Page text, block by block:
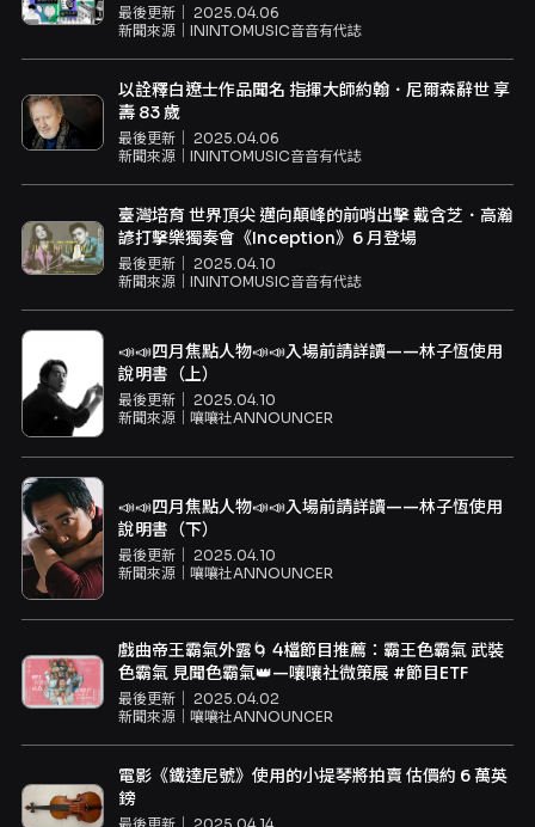
最後更新｜ 2025.04.06
新聞來源｜ ININTOMUSIC音音有代誌
以詮釋白遼士作品聞名 指揮大師約翰．尼爾森辭世 享
壽 83 歲
最後更新｜ 2025.04.06
新聞來源｜ ININTOMUSIC音音有代誌
臺灣培育 世界頂尖 邁向顛峰的前哨出擊 戴含芝．高瀚
諺打擊樂獨奏會《Inception》6 月登場
最後更新｜ 2025.04.10
新聞來源｜ ININTOMUSIC音音有代誌
📣📣四月焦點人物📣📣入場前請詳讀——林子恆使用
說明書（上）
最後更新｜ 2025.04.10
新聞來源｜ 嚷嚷社ANNOUNCER
📣📣四月焦點人物📣📣入場前請詳讀——林子恆使用
說明書（下）
最後更新｜ 2025.04.10
新聞來源｜ 嚷嚷社ANNOUNCER
戲曲帝王霸氣外露🌀 4檔節目推薦：霸王色霸氣 武裝
色霸氣 見聞色霸氣👑—嚷嚷社微策展 #節目ETF
最後更新｜ 2025.04.02
新聞來源｜ 嚷嚷社ANNOUNCER
電影《鐵達尼號》使用的小提琴將拍賣 估價約 6 萬英
鎊